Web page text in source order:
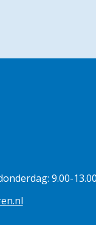
9.00-